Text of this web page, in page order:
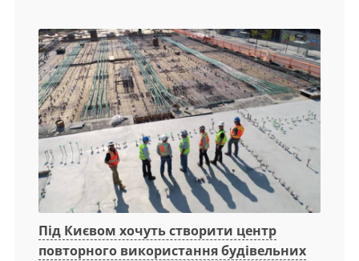
Під Києвом хочуть створити центр
повторного використання будівельних